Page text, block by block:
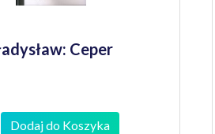
Ceper
Dodaj do Koszyka